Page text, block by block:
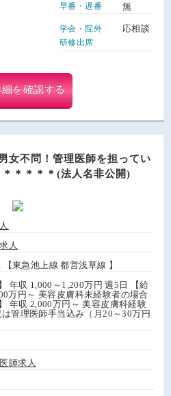
早番・遅番 無
学会・院外
研修出席
応相談
を確認する
女不問！管理医師を担ってい
＊＊＊＊(法人名非公開)
人
東急池上線 都営浅草線 】
年収 1,000～1,200万円 週5日 【給
万円～ 美容皮膚科未経験者の場合
年収 2,000万円～ 美容皮膚科経験
管理医師手当込み（月20～30万円
師求人